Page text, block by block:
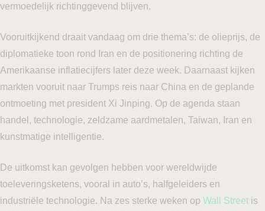
vermoedelijk richtinggevend blijven.
Vooruitkijkend draait vandaag om drie thema’s: de olieprijs, de
diplomatieke toon rond Iran en de positionering richting de
Amerikaanse inflatiecijfers later deze week. Daarnaast kijken
markten vooruit naar Trumps reis naar China en de geplande
ontmoeting met president Xi Jinping. Op de agenda staan
handel, technologie, zeldzame aardmetalen, Taiwan, Iran en
kunstmatige intelligentie.
De uitkomst kan gevolgen hebben voor wereldwijde
toeleveringsketens, vooral in auto’s, halfgeleiders en
industriële technologie. Na zes sterke weken op Wall Street is